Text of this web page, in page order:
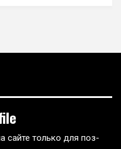
сайте только для поз-